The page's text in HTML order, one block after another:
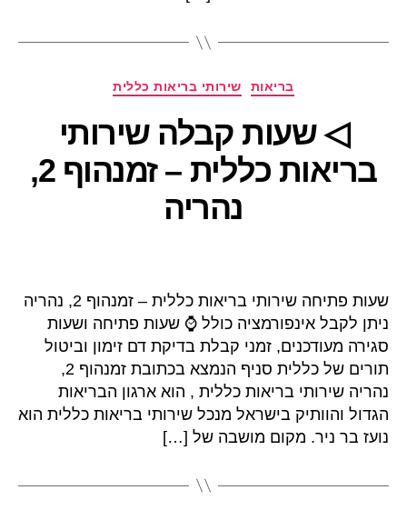
קטגוריות בריאות שירותי בריאות כללית
◁ שעות קבלה שירותי
בריאות כללית – זמנהוף 2,
נהריה
שעות פתיחה שירותי בריאות כללית – זמנהוף 2, נהריה
ניתן לקבל אינפורמציה כולל ⌚ שעות פתיחה ושעות
סגירה מעודכנים, זמני קבלת בדיקת דם זימון וביטול
תורים של כללית סניף הנמצא בכתובת זמנהוף 2,
נהריה שירותי בריאות כללית , הוא ארגון הבריאות
הגדול והוותיק בישראל מנכל שירותי בריאות כללית הוא
נועז בר ניר. מקום מושבה של […]